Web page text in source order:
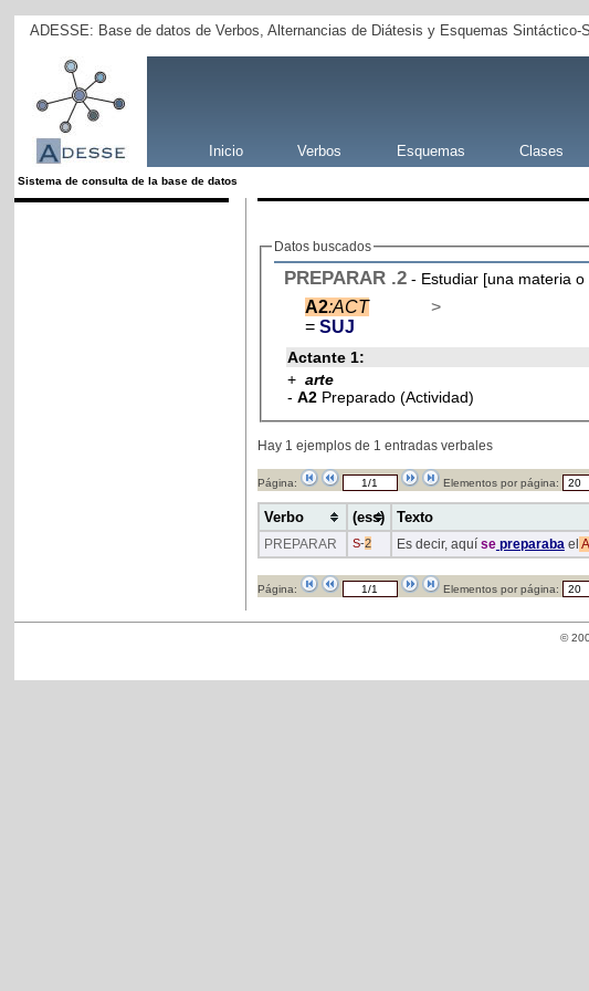
ADESSE: Base de datos de Verbos, Alternancias de Diátesis y Esquemas Sintáctico-
Inicio Verbos Esquemas Clases
Sistema de consulta de la base de datos
Datos buscados
PREPARAR .2 - Estudiar [una materia o
A2:ACT
= SUJ
>
Actante 1:
+ arte
- A2Preparado (Actividad)
Hay 1 ejemplos de 1 entradas verbales
Página: Elementos por página:
Verbo (ess) Texto
PREPARAR S-2 Es decir, aquísepreparabael
Página: Elementos por página:
©